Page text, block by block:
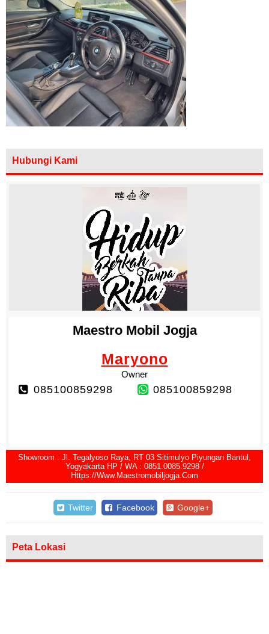
Hubungi Kami
Maestro Mobil Jogja
Maryono
Owner
085100859298 085100859298
Showroom : Jl. Tegalyoso Raya, RT 03 Sitimulyo Piyungan Bantul,
Yogyakarta HP / WA : 0851.0085.9298 /
Https://www.maestromobiljogja.com
Twitter Facebook Google+
Peta Lokasi